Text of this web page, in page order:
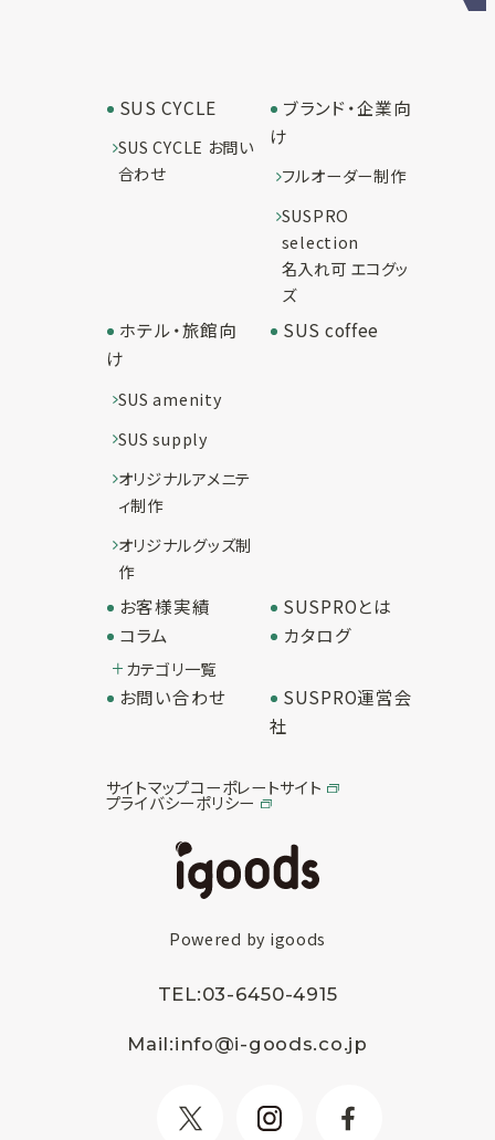
Powered by igoods
TEL:03-6450-4915
Mail:info@i-goods.co.jp
SUS CYCLE
SUS CYCLE お問い
合わせ
ブランド・企業向
け
フルオーダー制作
SUSPRO
selection
名入れ可 エコグッ
ズ
ホテル・旅館向
け
SUS amenity
SUS supply
オリジナルアメニテ
ィ制作
オリジナルグッズ制
作
SUS coffee
お客様実績
SUSPROとは
コラム
カテゴリ一覧
カタログ
お問い合わせ
SUSPRO運営会
社
サイトマップコーポレートサイト
プライバシーポリシー